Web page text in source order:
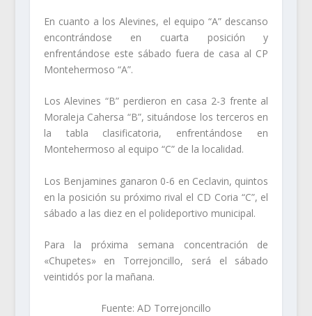
En cuanto a los Alevines, el equipo “A” descanso
encontrándose en cuarta posición y
enfrentándose este sábado fuera de casa al CP
Montehermoso “A”.
Los Alevines “B” perdieron en casa 2-3 frente al
Moraleja Cahersa “B”, situándose los terceros en
la tabla clasificatoria, enfrentándose en
Montehermoso al equipo “C” de la localidad.
Los Benjamines ganaron 0-6 en Ceclavin, quintos
en la posición su próximo rival el CD Coria “C”, el
sábado a las diez en el polideportivo municipal.
Para la próxima semana concentración de
«Chupetes» en Torrejoncillo, será el sábado
veintidós por la mañana.
Fuente: AD Torrejoncillo